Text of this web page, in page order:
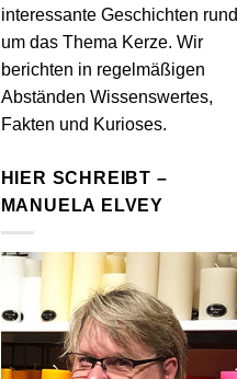
interessante Geschichten rund
um das Thema Kerze. Wir
berichten in regelmäßigen
Abständen Wissenswertes,
Fakten und Kurioses.
HIER SCHREIBT –
MANUELA ELVEY